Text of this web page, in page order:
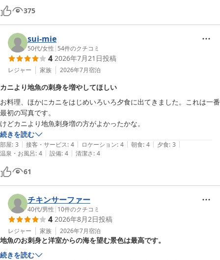
温泉は、宿泊していると貸切風呂が１時間1000円で浴槽も広くてまた
利用したいなと思いました。１時間だとゆっくり入れていいですね。
宿の方も皆さんとっても親切でした。
また利用したいと思います。
375
sui-mie
50代/女性 | 54件のクチコミ
4 2026年7月21日投稿
レジャー 家族 2026年7月宿泊
カニより地魚の刺身を増やしてほしい
お料理、ほかにカニをはじめいろいろ夕食に出てきました。これは一番
最初の写真です。
けどカニより地魚刺身増の方がよかったかな。
続きを読む
部屋: 3 | 接客・サービス: 4 | ロケーション: 4 | 朝食: 4 | 夕食: 3 |
温泉・お風呂: 4 | 設備: 4 | 清潔さ: 4
61
チキンサーファー
40代/男性 | 10件のクチコミ
4 2026年8月2日投稿
レジャー 家族 2026年7月宿泊
地魚のお刺身と洋室からの海を望む景色は最高です。
続きを読む